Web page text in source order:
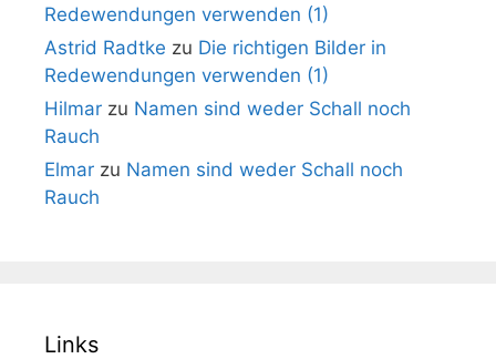
Redewendungen verwenden (1)
Astrid Radtke zu Die richtigen Bilder in
Redewendungen verwenden (1)
Hilmar zu Namen sind weder Schall noch
Rauch
Elmar zu Namen sind weder Schall noch
Rauch
Links